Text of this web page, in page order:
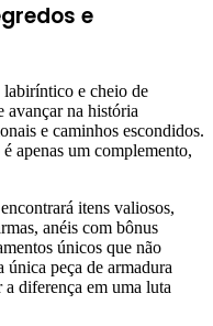
e
e cheio de
avançar na história
e caminhos escondidos.
apenas um complemento,
itens valiosos,
anéis com bônus
únicos que não
peça de armadura
a diferença em uma luta